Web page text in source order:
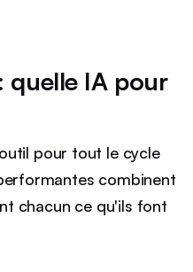
quelle IA pour
pour tout le cycle
combinent
chacun ce qu'ils font